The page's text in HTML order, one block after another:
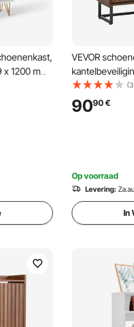
1200 mm
met een
voor gang
VEVOR
schoenenrek,
woonkamer,
9090€
Op voorraad
Levering:
In